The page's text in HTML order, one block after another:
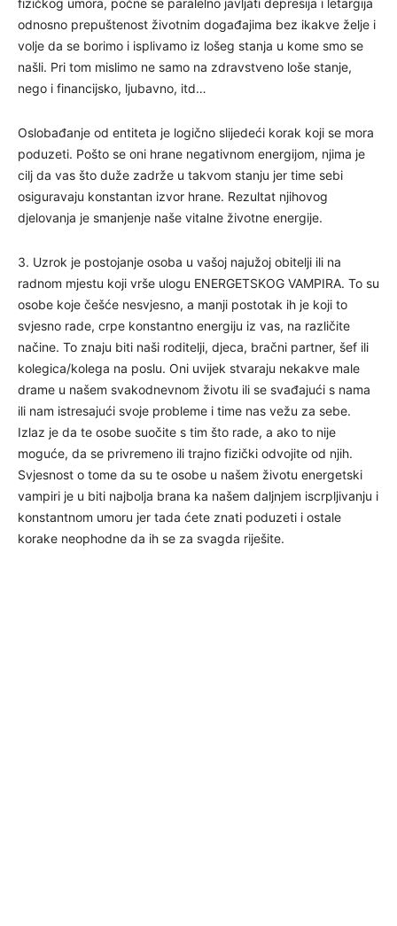
fizičkog umora, počne se paralelno javljati depresija i letargija
odnosno prepuštenost životnim događajima bez ikakve želje i
volje da se borimo i isplivamo iz lošeg stanja u kome smo se
našli. Pri tom mislimo ne samo na zdravstveno loše stanje,
nego i financijsko, ljubavno, itd…
Oslobađanje od entiteta je logično slijedeći korak koji se mora
poduzeti. Pošto se oni hrane negativnom energijom, njima je
cilj da vas što duže zadrže u takvom stanju jer time sebi
osiguravaju konstantan izvor hrane. Rezultat njihovog
djelovanja je smanjenje naše vitalne životne energije.
3. Uzrok je postojanje osoba u vašoj najužoj obitelji ili na
radnom mjestu koji vrše ulogu ENERGETSKOG VAMPIRA. To su
osobe koje češće nesvjesno, a manji postotak ih je koji to
svjesno rade, crpe konstantno energiju iz vas, na različite
načine. To znaju biti naši roditelji, djeca, bračni partner, šef ili
kolegica/kolega na poslu. Oni uvijek stvaraju nekakve male
drame u našem svakodnevnom životu ili se svađajući s nama
ili nam istresajući svoje probleme i time nas vežu za sebe.
Izlaz je da te osobe suočite s tim što rade, a ako to nije
moguće, da se privremeno ili trajno fizički odvojite od njih.
Svjesnost o tome da su te osobe u našem životu energetski
vampiri je u biti najbolja brana ka našem daljnjem iscrpljivanju i
konstantnom umoru jer tada ćete znati poduzeti i ostale
korake neophodne da ih se za svagda riješite.